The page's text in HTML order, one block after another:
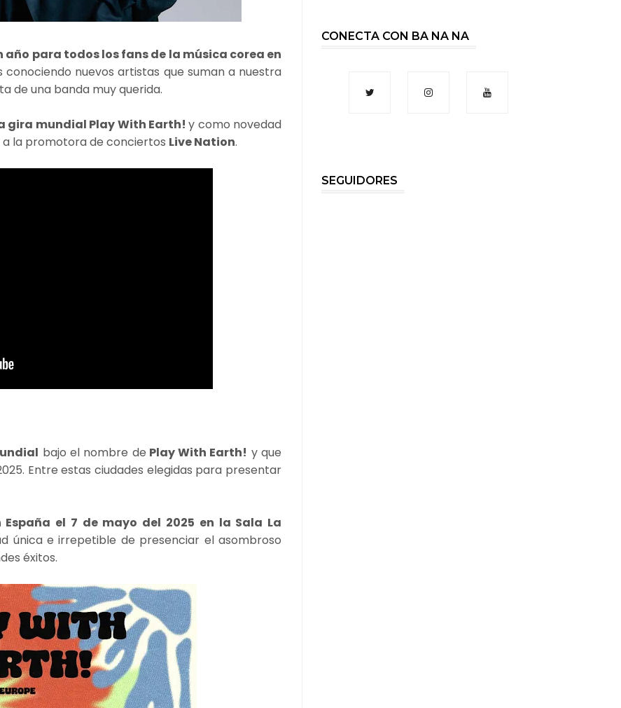
para todos los fans de la música corea en
conociendo nuevos artistas que suman a nuestra
de una banda muy querida.
gira mundial Play With Earth! y como novedad
la promotora de conciertos Live Nation.
bajo el nombre de Play With Earth! y que
Entre estas ciudades elegidas para presentar
el 7 de mayo del 2025 en la Sala La
única e irrepetible de presenciar el asombroso
éxitos.
CONECTA CON BA NA NA
SEGUIDORES